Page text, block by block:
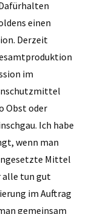
einen
Derzeit
im
Obst oder
Ich habe
wenn man
Mittel
alle tun gut
im Auftrag
gemeinsam